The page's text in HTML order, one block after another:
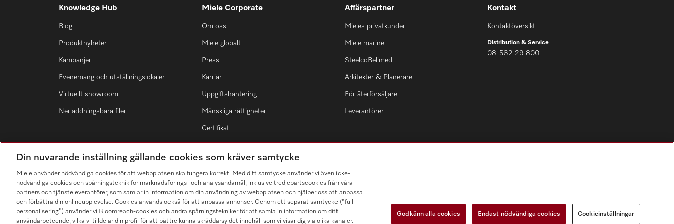
Minneslista
Knowledge Hub
Blog
Produktnyheter
Kampanjer
Evenemang och utställningslokaler
Virtuellt showroom
Nerladdningsbara filer
Miele Corporate
Om oss
Miele globalt
Press
Karriär
Uppgiftshantering
Mänskliga rättigheter
Certifikat
Affärspartner
Mieles privatkunder
Miele marine
SteelcoBelimed
Arkitekter & Planerare
För återförsäljare
Leverantörer
Kontakt
Kontaktöversikt
Distribution & Service
08-562 29 800
Hitta återförsäljare
Din nuvarande inställning gällande cookies som kräver samtycke
Miele använder nödvändiga cookies för att webbplatsen ska fungera korrekt. Med ditt samtycke använder vi även icke-
nödvändiga cookies och spårningsteknik för marknadsförings- och analysändamål, inklusive tredjepartscookies från våra
partners och tjänsteleverantörer, som samlar in information om din användning av webbplatsen och hjälper oss att anpassa
och förbättra din onlineupplevelse. Cookies används också för att anpassa annonser. Genom ett separat samtycke (“full
personalisering”) använder vi Bloomreach-cookies och andra spårningstekniker för att samla in information om ditt
användarbeteende, vilka vi tilldelar din profil för att bättre kunna skräddarsy det innehåll som vi visar dig via olika kanaler.
Godkänn alla cookies Endast nödvändiga cookies Cookieinställningar